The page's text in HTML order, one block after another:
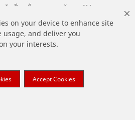
on your device to enhance site
usage, and deliver you
your interests.
Accept Cookies
งต้นเป็นเครื่องหมายการค้าของ 3M